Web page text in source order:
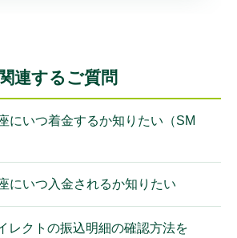
関連するご質問
にいつ着金するか知りたい（SM
にいつ入金されるか知りたい
レクトの振込明細の確認方法を